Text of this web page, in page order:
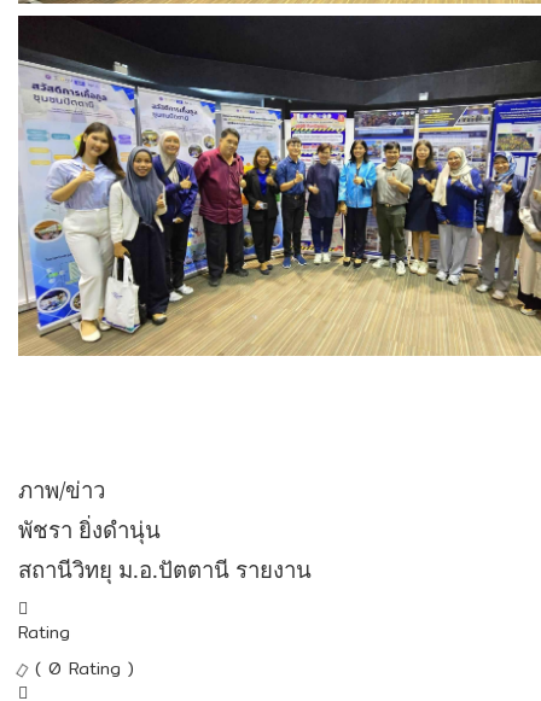
ภาพ/ข่าว
พัชรา ยิ่งดำนุ่น
สถานีวิทยุ ม.อ.ปัตตานี รายงาน
Rating
( 0 Rating )